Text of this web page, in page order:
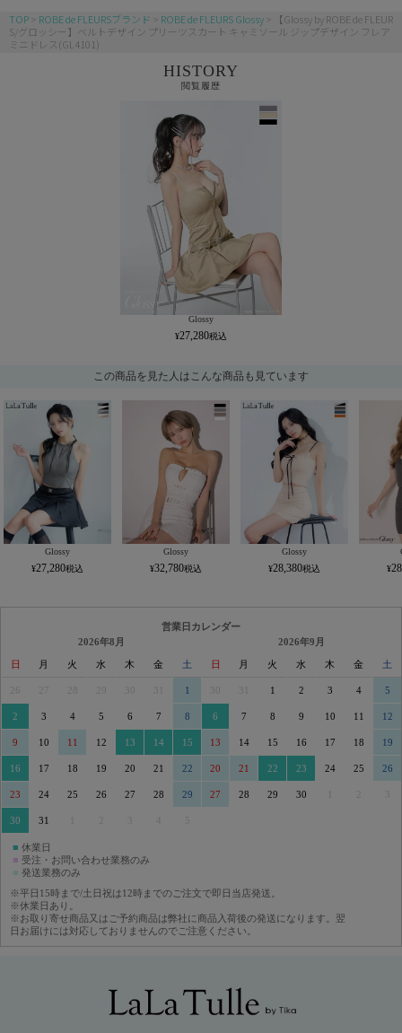
TOP ROBE de FLEURSブランド ROBE de FLEURS Glossy
【Glossy by ROBE de FLEUR
S/グロッシー】ベルトデザイン プリーツスカート キャミソール ジップデザイン フレア
ミニドレス(GL4101)
HISTORY
閲覧履歴
Glossy
27,280
この商品を見た人はこんな商品も見ています
Glossy
27,280
Glossy
32,780
Glossy
28,380
営業日カレンダー
2026年8月
日 月 火 水 木 金 土
29 30 31 1
2 3 4 5 6 7 8
9 10 11 12 13 14 15
16 17 18 19 20 21 22
23 24 25 26 27 28 29
30 31 3 5
2026年9月
日 月 火 水 木 金 土
30 31 1 2 3 4 5
6 7 8 9 10 11 12
13 14 15 16 17 18 19
20 21 22 23 24 25 26
27 28 29 30 3
■ 休業日
■ 受注・お問い合わせ業務のみ
■ 発送業務のみ
※平日15時まで/土日祝は12時までのご注文で即日当店発送。
※休業日あり。
※お取り寄せ商品又はご予約商品は弊社に商品入荷後の発送になります。翌
日お届けには対応しておりませんのでご注意ください。